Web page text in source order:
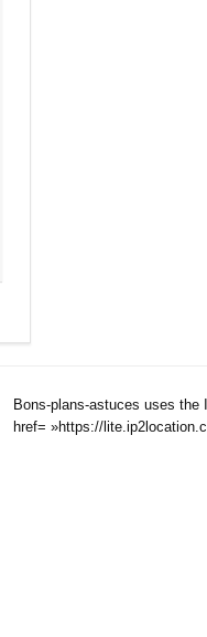
Bons-plans-astuces uses
href= »https://